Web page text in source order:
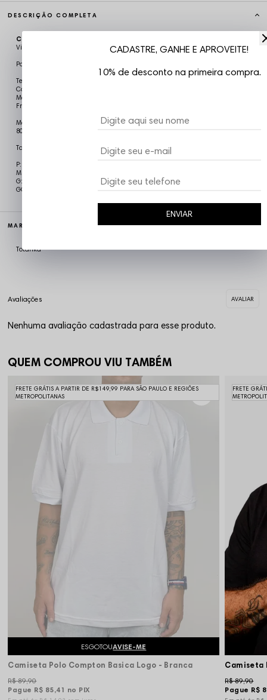
DESCRIÇÃO COMPLETA
Código identificador (SKU):
Vizu07
Polo Totanka
Tecido: Trico Lituania
Cor: Preto
Modelagem: Polo Over
Frente: Bordado
Modelo está usando tamanho M Medidas do Modelo: Altura: 1,80/Peso:
80Kg
Tabela de medidas
P: 70cm Altura x 55cm de Largura x 20cm de Manga
M: 72cm Altura x 56cm de Largura x 21cm de Manga
G: 74cm Altura x 57cm de Largura x 22cm de Manga
GG: 76cm Altura x 58cm de Largura x 23cm de Manga
MARCA
Totanka
Nenhuma avaliação cadastrada para esse produto.
QUEM COMPROU VIU TAMBÉM
FRETE GRÁTIS A PARTIR DE R$149,99 PARA SÃO PAULO E REGIÕES
METROPOLITANAS
ESGOTOUAVISE-ME
Camiseta Polo Compton Basica Logo - Branca
Pague R$ 85,41 no PIX
R$ 89,90
FRETE
Camiseta
Pague R$
R$ 89,90
CADASTRE, GANHE E APROVEITE!
10% de desconto na primeira compra.
ENVIAR